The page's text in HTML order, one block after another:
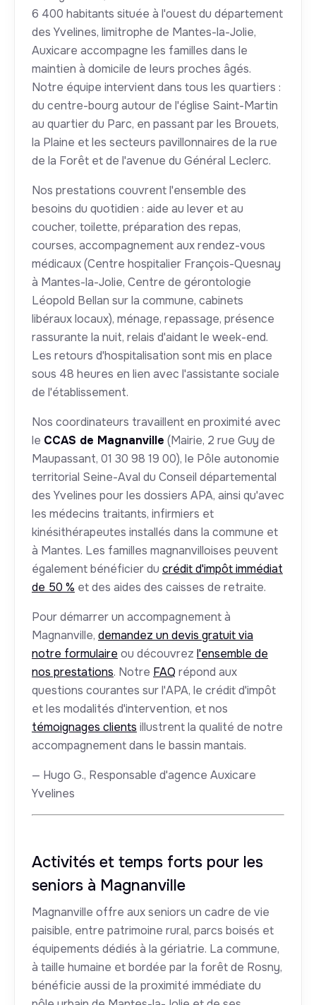
6 400 habitants située à l'ouest du département
des Yvelines, limitrophe de Mantes-la-Jolie,
Auxicare accompagne les familles dans le
maintien à domicile de leurs proches âgés.
Notre équipe intervient dans tous les quartiers :
du centre-bourg autour de l'église Saint-Martin
au quartier du Parc, en passant par les Brouets,
la Plaine et les secteurs pavillonnaires de la rue
de la Forêt et de l'avenue du Général Leclerc.
Nos prestations couvrent l'ensemble des
besoins du quotidien : aide au lever et au
coucher, toilette, préparation des repas,
courses, accompagnement aux rendez-vous
médicaux (Centre hospitalier François-Quesnay
à Mantes-la-Jolie, Centre de gérontologie
Léopold Bellan sur la commune, cabinets
libéraux locaux), ménage, repassage, présence
rassurante la nuit, relais d'aidant le week-end.
Les retours d'hospitalisation sont mis en place
sous 48 heures en lien avec l'assistante sociale
de l'établissement.
Nos coordinateurs travaillent en proximité avec
le CCAS de Magnanville (Mairie, 2 rue Guy de
Maupassant, 01 30 98 19 00), le Pôle autonomie
territorial Seine-Aval du Conseil départemental
des Yvelines pour les dossiers APA, ainsi qu'avec
les médecins traitants, infirmiers et
kinésithérapeutes installés dans la commune et
à Mantes. Les familles magnanvilloises peuvent
également bénéficier du crédit d'impôt immédiat
de 50 % et des aides des caisses de retraite.
Pour démarrer un accompagnement à
Magnanville, demandez un devis gratuit via
notre formulaire ou découvrez l'ensemble de
nos prestations. Notre FAQ répond aux
questions courantes sur l'APA, le crédit d'impôt
et les modalités d'intervention, et nos
témoignages clients illustrent la qualité de notre
accompagnement dans le bassin mantais.
— Hugo G., Responsable d'agence Auxicare
Yvelines
Activités et temps forts pour les
seniors à Magnanville
Magnanville offre aux seniors un cadre de vie
paisible, entre patrimoine rural, parcs boisés et
équipements dédiés à la gériatrie. La commune,
à taille humaine et bordée par la forêt de Rosny,
bénéficie aussi de la proximité immédiate du